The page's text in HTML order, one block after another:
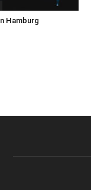
Hamburg